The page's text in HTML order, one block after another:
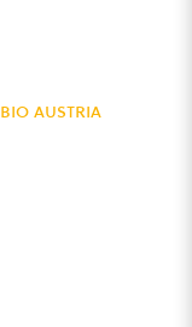
bio austria